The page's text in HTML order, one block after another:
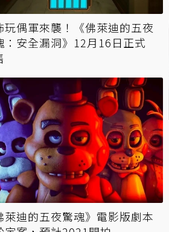
玩偶軍來襲！《佛萊迪的五夜
：安全漏洞》12月16日正式
萊迪的五夜驚魂》電影版劇本